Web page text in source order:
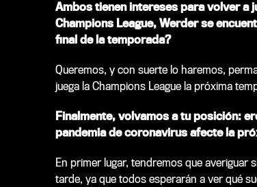
Ambos tienen intereses para volver a
Champions League, Werder se
final de la temporada?
Queremos, y con suerte lo haremos,
juega la Champions League la próxima
Finalmente, volvamos a tu posición:
pandemia de coronavirus afecte la
En primer lugar, tendremos que averiguar
tarde, ya que todos esperarán a ver qué